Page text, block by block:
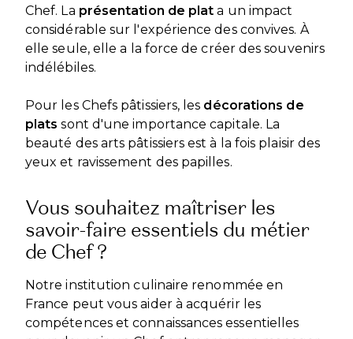
Chef. La présentation de plat a un impact
considérable sur l'expérience des convives. À
elle seule, elle a la force de créer des souvenirs
indélébiles.
Pour les Chefs pâtissiers, les décorations de
plats sont d'une importance capitale. La
beauté des arts pâtissiers est à la fois plaisir des
yeux et ravissement des papilles.
Vous souhaitez maîtriser les
savoir-faire essentiels du métier
de Chef ?
Notre institution culinaire renommée en
France peut vous aider à acquérir les
compétences et connaissances essentielles